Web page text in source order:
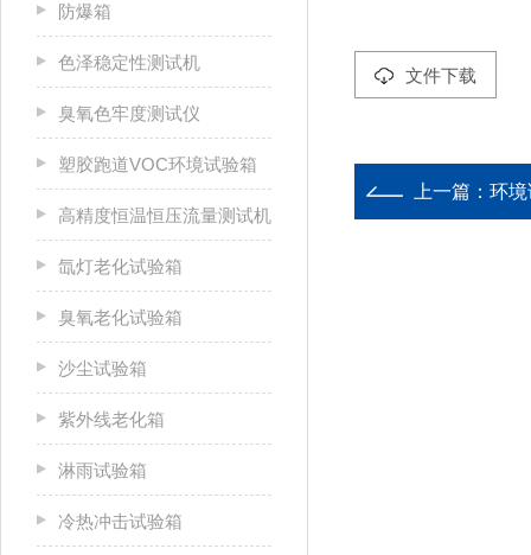
防爆箱
色泽稳定性测试机
臭氧色牢度测试仪
塑胶跑道VOC环境试验箱
高精度恒温恒压流量测试机
氙灯老化试验箱
臭氧老化试验箱
沙尘试验箱
紫外线老化箱
淋雨试验箱
冷热冲击试验箱
文件下载
上一篇： 环